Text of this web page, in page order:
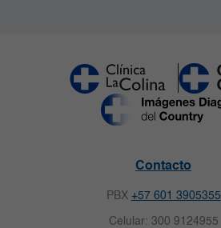
Contacto
PBX +57 601 3905355
Celular: 300 9124955